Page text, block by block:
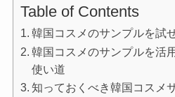
Table of Contents
韓国コスメのサンプルを試
韓国コスメのサンプルを活
使い道
知っておくべき韓国コスメ